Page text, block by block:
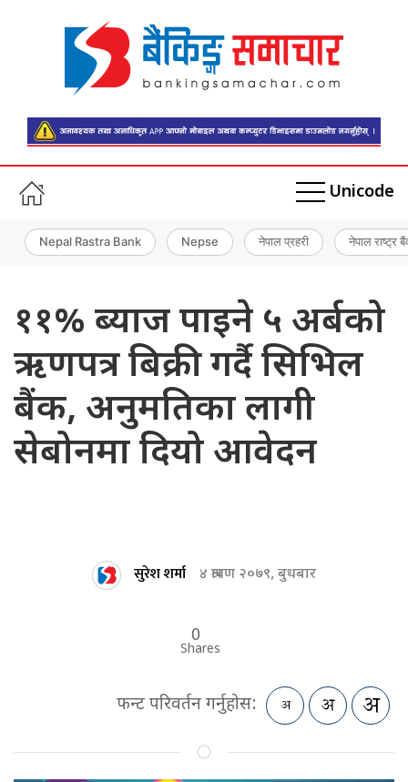
Unicode
Nepal Rastra Bank Nepse नेपाल प्रहरी नेपाल राष्ट्र
११% ब्याज पाइने ५ अर्बको
ऋणपत्र बिक्री गर्दै सिभिल
बैंक, अनुमतिका लागी
सेबोनमा दियो आवेदन
सुरेश शर्मा ४ श्रावण २०७९, बुधबार
0
Shares
फन्ट परिवर्तन गर्नुहोस: